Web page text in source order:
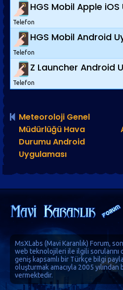
HGS Mobil Apple iOS
Telefon
HGS Mobil Android
Telefon
Z Launcher Android
Telefon
Meteoroloji Genel
Müdürlüğü Hava
Durumu Android
Uygulaması
MsXLabs (Mavi Karanlık) Forum,
web teknolojileri ile ilgili sorularını
geniş kapsamlı bir Türkçe bilgi
oluşturmak amacıyla 2005
vermektedir.